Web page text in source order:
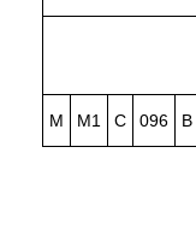
M M1 C 096 B